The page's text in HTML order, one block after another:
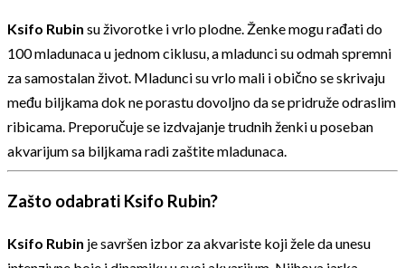
Ksifo Rubin su živorotke i vrlo plodne. Ženke mogu rađati do
100 mladunaca u jednom ciklusu, a mladunci su odmah spremni
za samostalan život. Mladunci su vrlo mali i obično se skrivaju
među biljkama dok ne porastu dovoljno da se pridruže odraslim
ribicama. Preporučuje se izdvajanje trudnih ženki u poseban
akvarijum sa biljkama radi zaštite mladunaca.
Zašto odabrati Ksifo Rubin?
Ksifo Rubin je savršen izbor za akvariste koji žele da unesu